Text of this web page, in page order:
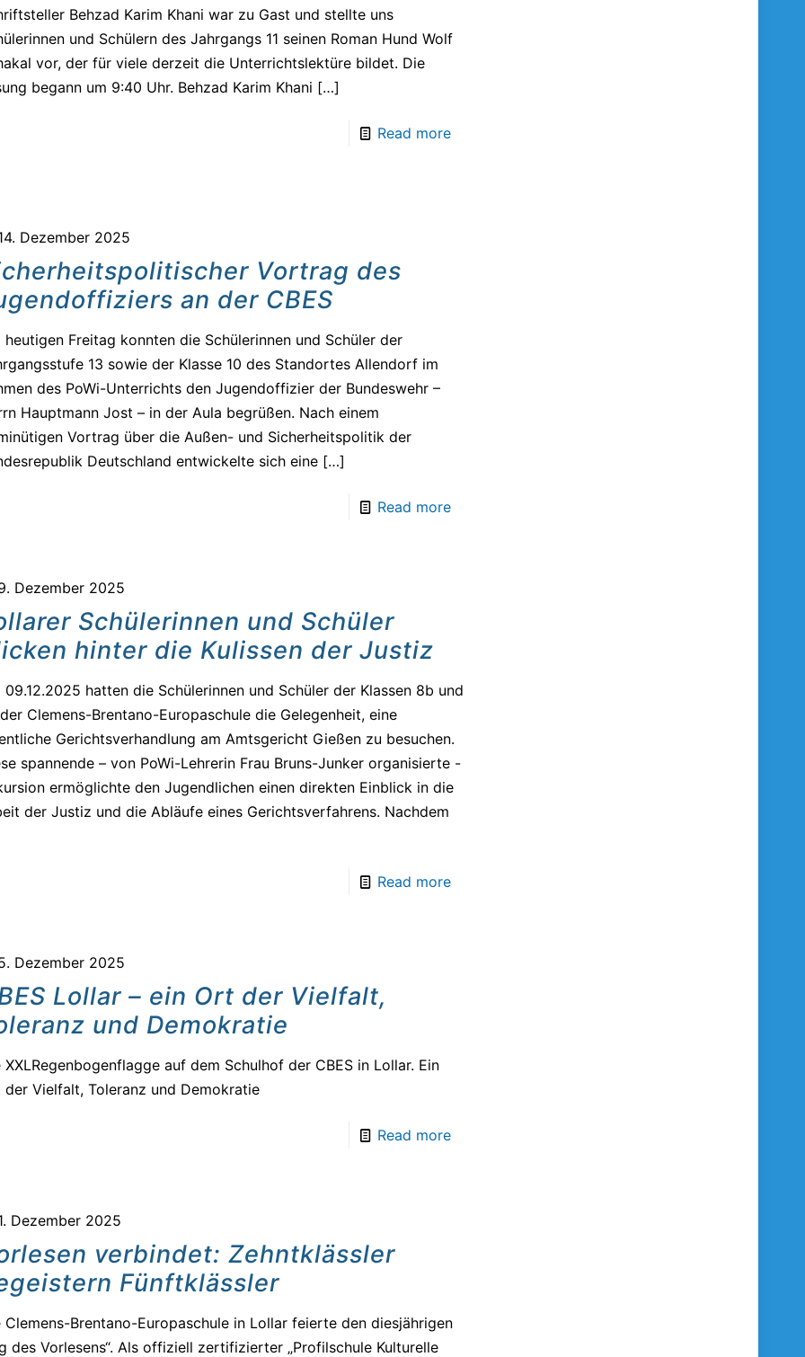
Behzad Karim Khani war zu Gast und stellte uns
und Schülern des Jahrgangs 11 seinen Roman Hund Wolf
vor, der für viele derzeit die Unterrichtslektüre bildet. Die
begann um 9:40 Uhr. Behzad Karim Khani […]
Read more
Dezember 2025
Vortrag des
an der CBES
heutigen Freitag konnten die Schülerinnen und Schüler der
13 sowie der Klasse 10 des Standortes Allendorf im
des PoWi-Unterrichts den Jugendoffizier der Bundeswehr –
Hauptmann Jost – in der Aula begrüßen. Nach einem
Vortrag über die Außen- und Sicherheitspolitik der
Deutschland entwickelte sich eine[…]
Read more
Dezember 2025
Schülerinnen und Schüler
hinter die Kulissen der Justiz
09.12.2025 hatten die Schülerinnen und Schüler der Klassen 8b und
Clemens-Brentano-Europaschule die Gelegenheit, eine
Gerichtsverhandlung am Amtsgericht Gießen zu besuchen.
spannende – von PoWi-Lehrerin Frau Bruns-Junker organisierte -
ermöglichte den Jugendlichen einen direkten Einblick in die
der Justiz und die Abläufe eines Gerichtsverfahrens. Nachdem
Read more
Dezember 2025
Lollar – ein Ort der Vielfalt,
und Demokratie
XXLRegenbogenflagge auf dem Schulhof der CBES in Lollar. Ein
der Vielfalt, Toleranz und Demokratie
Read more
Dezember 2025
verbindet: Zehntklässler
Fünftklässler
Clemens-Brentano-Europaschule in Lollar feierte den diesjährigen
des Vorlesens“. Als offiziell zertifizierter „Profilschule Kulturelle